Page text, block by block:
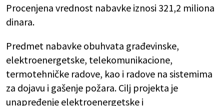
Procenjena vrednost nabavke iznosi 321,2 miliona
dinara.
Predmet nabavke obuhvata građevinske,
elektroenergetske, telekomunikacione,
termotehničke radove, kao i radove na sistemima
za dojavu i gašenje požara. Cilj projekta je
unapređenje elektroenergetske i